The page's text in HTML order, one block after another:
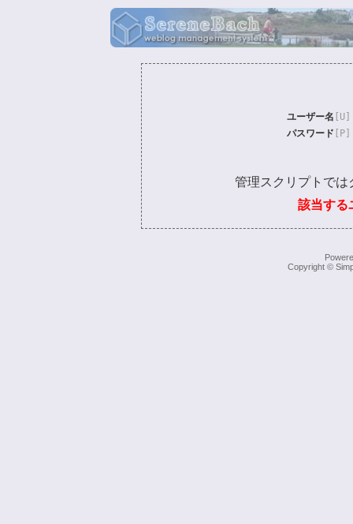
ユーザー名 [U]
パスワード [P]
管理スクリプトでは
該当する
Copyright ©